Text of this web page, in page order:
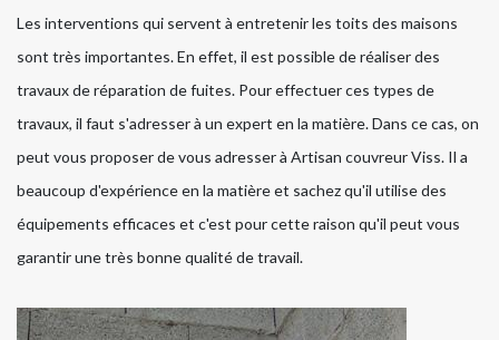
Les interventions qui servent à entretenir les toits des maisons
sont très importantes. En effet, il est possible de réaliser des
travaux de réparation de fuites. Pour effectuer ces types de
travaux, il faut s'adresser à un expert en la matière. Dans ce cas, on
peut vous proposer de vous adresser à Artisan couvreur Viss. Il a
beaucoup d'expérience en la matière et sachez qu'il utilise des
équipements efficaces et c'est pour cette raison qu'il peut vous
garantir une très bonne qualité de travail.